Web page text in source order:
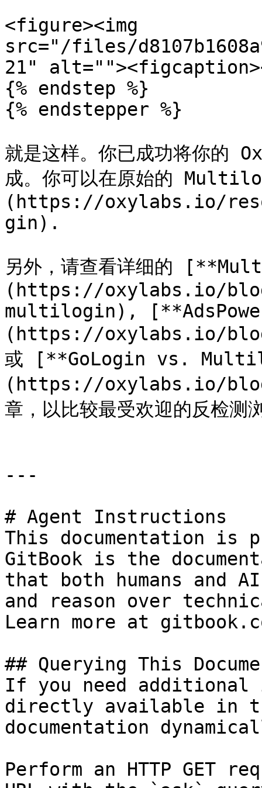
<figure><img
src="/files/
21"
{% endstep %}
{% endstepper %}
就是这样。你已成功将你
成。你可以在原始的
(https://oxylabs.io/
gin).
另外，请查看详细的
(https://oxylabs.io/
multilogin),
(https://oxylabs.io/
或 [**GoLogin vs.
(https://oxylabs.io/
章，以比较最受欢迎的反检测
---
# Agent Instructions
This documentation is
GitBook is the
that both humans and
and reason over
Learn more at
## Querying This
If you need
directly available in
documentation
Perform an HTTP GET